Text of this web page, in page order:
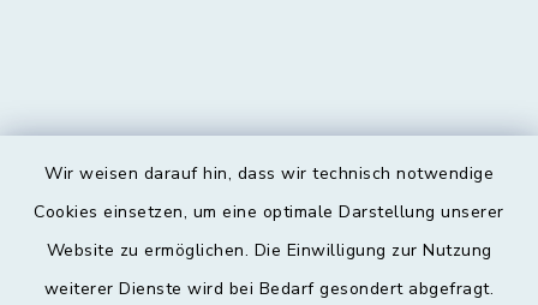
Wir weisen darauf hin, dass wir technisch notwendige
Cookies einsetzen, um eine optimale Darstellung unserer
Website zu ermöglichen. Die Einwilligung zur Nutzung
weiterer Dienste wird bei Bedarf gesondert abgefragt.
Kontakt